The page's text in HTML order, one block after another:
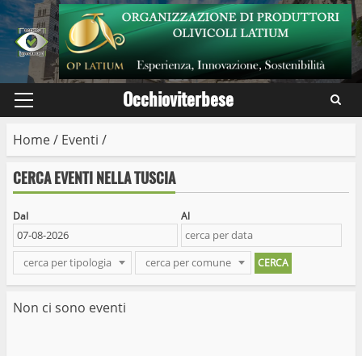
Skip
to
content
Primary
Occhioviterbese
Home/ Eventi /
CERCA EVENTI NELLA TUSCIA
Dal Al
cerca per tipologia cerca per comune
Non ci sono eventi